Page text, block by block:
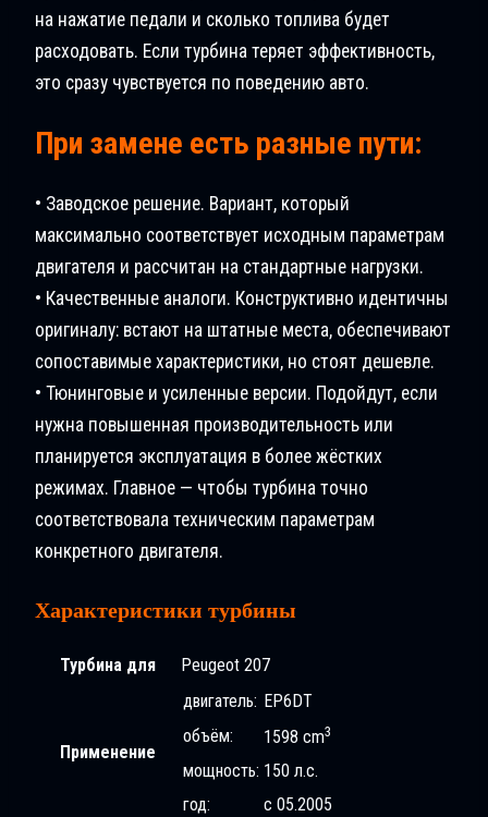
на нажатие педали и сколько топлива будет
расходовать. Если турбина теряет эффективность,
это сразу чувствуется по поведению авто.
При замене есть разные пути:
• Заводское решение. Вариант, который
максимально соответствует исходным параметрам
двигателя и рассчитан на стандартные нагрузки.
• Качественные аналоги. Конструктивно идентичны
оригиналу: встают на штатные места, обеспечивают
сопоставимые характеристики, но стоят дешевле.
• Тюнинговые и усиленные версии. Подойдут, если
нужна повышенная производительность или
планируется эксплуатация в более жёстких
режимах. Главное — чтобы турбина точно
соответствовала техническим параметрам
конкретного двигателя.
Характеристики турбины
Турбина для Peugeot 207
Применение
двигатель: EP6DT
объём:
1598 cm3
мощность: 150 л.с.
год:
с 05.2005